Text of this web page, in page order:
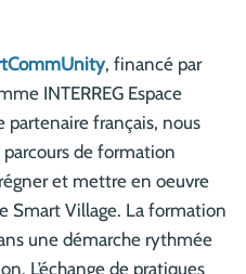
, financé par
INTERREG Espace
partenaire français, nous
de formation
et mettre en oeuvre
Smart Village. La formation
une démarche rythmée
L’échange de pratiques